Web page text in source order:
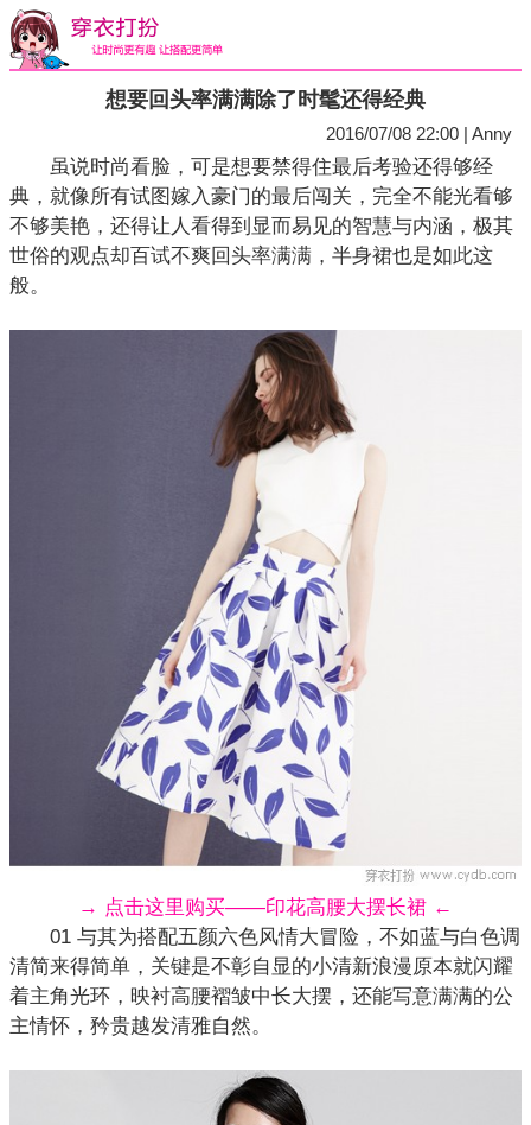
想要回头率满满除了时髦还得经典
2016/07/08 22:00 | Anny
虽说时尚看脸，可是想要禁得住最后考验还得够经
典，就像所有试图嫁入豪门的最后闯关，完全不能光看够
不够美艳，还得让人看得到显而易见的智慧与内涵，极其
世俗的观点却百试不爽回头率满满，半身裙也是如此这
般。
→ 点击这里购买——印花高腰大摆长裙 ←
01 与其为搭配五颜六色风情大冒险，不如蓝与白色调
清简来得简单，关键是不彰自显的小清新浪漫原本就闪耀
着主角光环，映衬高腰褶皱中长大摆，还能写意满满的公
主情怀，矜贵越发清雅自然。